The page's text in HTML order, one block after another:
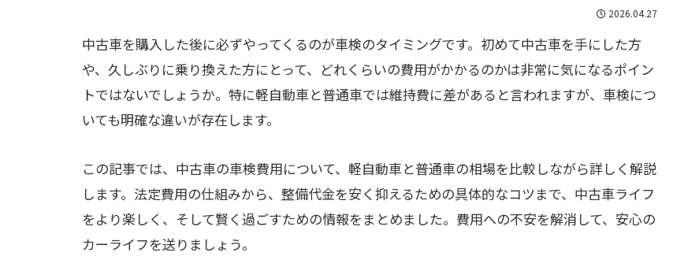
2026.04.27
中古車を購入した後に必ずやってくるのが車検のタイミングです。初めて中古車を手にした方
や、久しぶりに乗り換えた方にとって、どれくらいの費用がかかるのかは非常に気になるポイン
トではないでしょうか。特に軽自動車と普通車では維持費に差があると言われますが、車検につ
いても明確な違いが存在します。
この記事では、中古車の車検費用について、軽自動車と普通車の相場を比較しながら詳しく解説
します。法定費用の仕組みから、整備代金を安く抑えるための具体的なコツまで、中古車ライフ
をより楽しく、そして賢く過ごすための情報をまとめました。費用への不安を解消して、安心の
カーライフを送りましょう。